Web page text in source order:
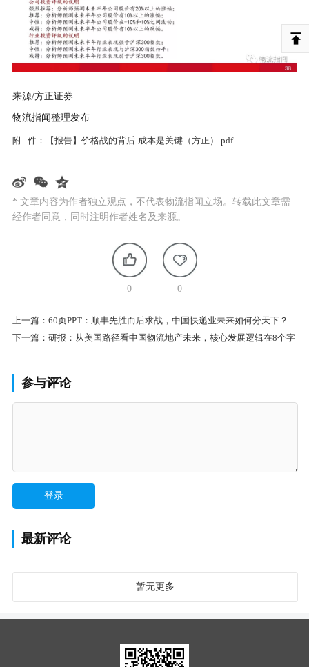
来源/方正证券
物流指闻整理发布
附 件： 【报告】价格战的背后-成本是关键（方正）.pdf
* 文章内容为作者独立观点，不代表物流指闻立场。转载此文章需
经作者同意，同时注明作者姓名及来源。
0 0
上一篇： 60页PPT：顺丰先胜而后求战，中国快递业未来如何分天下？
下一篇： 研报：从美国路径看中国物流地产未来，核心发展逻辑在8个字
参与评论
最新评论
暂无更多